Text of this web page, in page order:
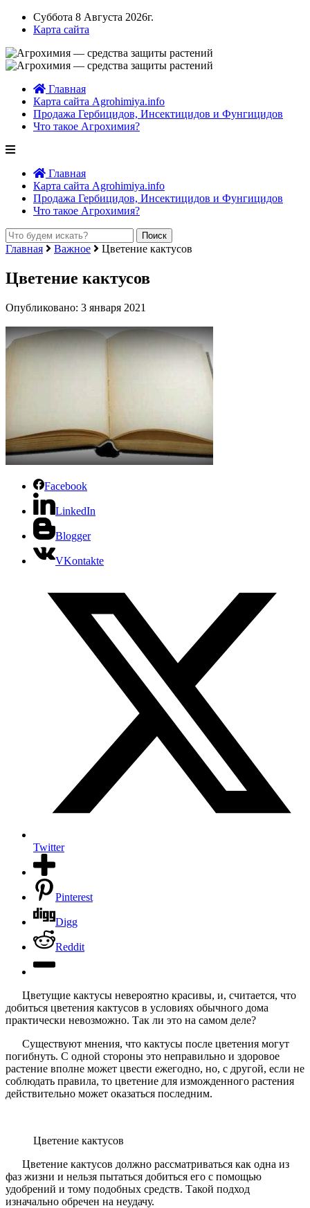
Суббота 8 Августа 2026г.
Карта сайта
Главная
Карта сайта Agrohimiya.info
Продажа Гербицидов, Инсектицидов и Фунгицидов
Что такое Агрохимия?
Главная
Карта сайта Agrohimiya.info
Продажа Гербицидов, Инсектицидов и Фунгицидов
Что такое Агрохимия?
Главная Важное Цветение кактусов
Цветение кактусов
Опубликовано: 3 января 2021
Facebook
LinkedIn
Blogger
VKontakte
Twitter
Pinterest
Digg
Reddit
Цветущие кактусы невероятно красивы, и, считается, что
добиться цветения кактусов в условиях обычного дома
практически невозможно. Так ли это на самом деле?
Существуют мнения, что кактусы после цветения могут
погибнуть. С одной стороны это неправильно и здоровое
растение вполне может цвести ежегодно, но, с другой, если не
соблюдать правила, то цветение для изможденного растения
действительно может оказаться последним.
Цветение кактусов
Цветение кактусов должно рассматриваться как одна из
фаз жизни и нельзя пытаться добиться его с помощью
удобрений и тому подобных средств. Такой подход
изначально обречен на неудачу.